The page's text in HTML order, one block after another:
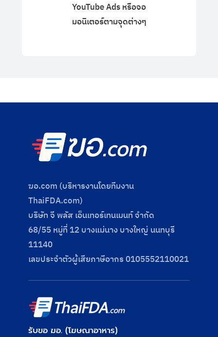
YouTube Ads หรือจอ
มอนิเตอร์ตามจุดต่างๆ
ฆอ.com (บริหารงานโดยทีมงาน
ThaiFDA.com)
บริษัท จี พลัส เอ็นเทอร์เทนเมนท์ จำกัด
68/55 หมู่ที่ 12 บางแม่นาง บางใหญ่ นนทบุรี
11140
เลขประจําตัวผู้เสียภาษีอากร 0105552110021
รับขอ ฆอ. (โฆษณาอาหาร)